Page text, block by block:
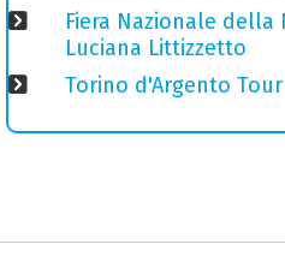
Fiera Nazionale della
Luciana Littizzetto
Torino d'Argento